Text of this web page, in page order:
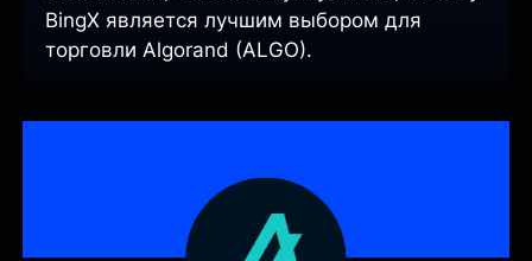
BingX является лучшим выбором для
торговли Algorand (ALGO).